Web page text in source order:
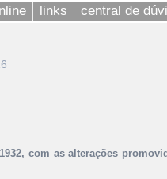
links central de
com as alterações